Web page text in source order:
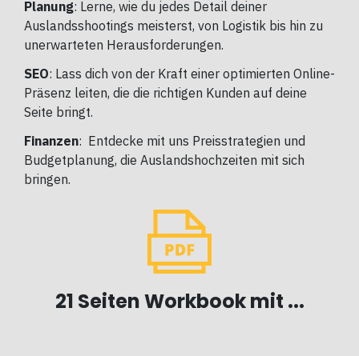
Planung: Lerne, wie du jedes Detail deiner
Auslandsshootings meisterst, von Logistik bis hin zu
unerwarteten Herausforderungen.
SEO: Lass dich von der Kraft einer optimierten Online-
Präsenz leiten, die die richtigen Kunden auf deine
Seite bringt.
Finanzen: Entdecke mit uns Preisstrategien und
Budgetplanung, die Auslandshochzeiten mit sich
bringen.
21 Seiten Workbook mit ...